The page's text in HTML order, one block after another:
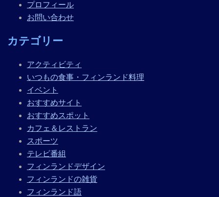
プロフィール
お問い合わせ
カテゴリー
アクティビティ
いつもの食事・フィンランド料理
イベント
おすすめサイト
おすすめスポット
カフェ＆レストラン
スポーツ
テレビ番組
フィンランドデザイン
フィンランドの雑貨
フィンランド語